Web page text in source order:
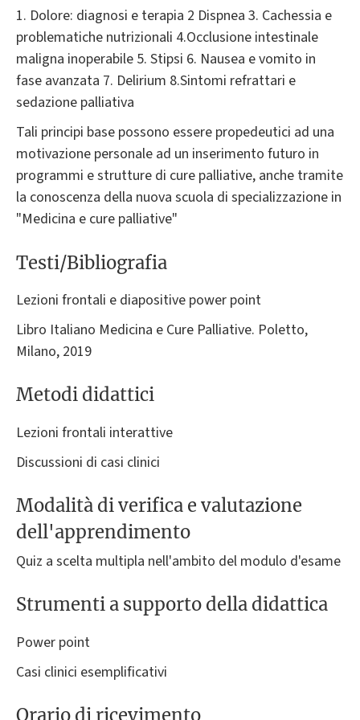
1. Dolore: diagnosi e terapia 2 Dispnea 3. Cachessia e
problematiche nutrizionali 4.Occlusione intestinale
maligna inoperabile 5. Stipsi 6. Nausea e vomito in
fase avanzata 7. Delirium 8.Sintomi refrattari e
sedazione palliativa
Tali principi base possono essere propedeutici ad una
motivazione personale ad un inserimento futuro in
programmi e strutture di cure palliative, anche tramite
la conoscenza della nuova scuola di specializzazione in
"Medicina e cure palliative"
Testi/Bibliografia
Lezioni frontali e diapositive power point
Libro Italiano Medicina e Cure Palliative. Poletto,
Milano, 2019
Metodi didattici
Lezioni frontali interattive
Discussioni di casi clinici
Modalità di verifica e valutazione
dell'apprendimento
Quiz a scelta multipla nell'ambito del modulo d'esame
Strumenti a supporto della didattica
Power point
Casi clinici esemplificativi
Orario di ricevimento